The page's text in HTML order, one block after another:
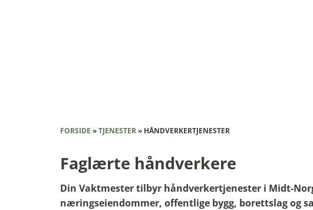
FORSIDE »TJENESTER» HÅNDVERKERTJENESTER
Faglærte håndverkere
Din Vaktmester tilbyr håndverkertjenester i Midt-
næringseiendommer, offentlige bygg, borettslag og